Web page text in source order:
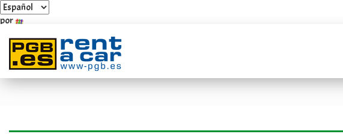
por
Polígono Industrial Villarosa Carretera Guadalmar, 4 y 6